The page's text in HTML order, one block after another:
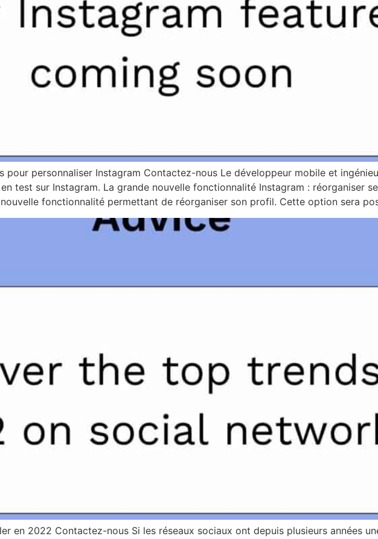
pour personnaliser Instagram Contactez-nous Le développeur mobile et
test sur Instagram. La grande nouvelle fonctionnalité Instagram : réorganiser
fonctionnalité permettant de réorganiser son profil. Cette option sera
en 2022 Contactez-nous Si les réseaux sociaux ont depuis plusieurs années